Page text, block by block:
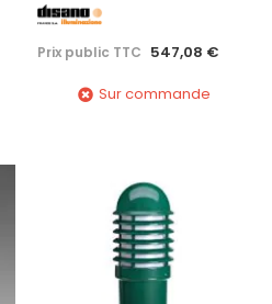
Prix public TTC 547,08 €
Sur commande